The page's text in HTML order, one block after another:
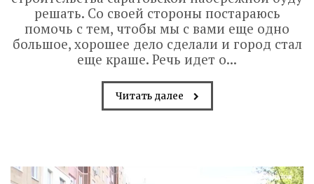
решать. Со своей стороны постараюсь
помочь с тем, чтобы мы с вами еще одно
большое, хорошее дело сделали и город стал
еще краше. Речь идет о...
Читать далее